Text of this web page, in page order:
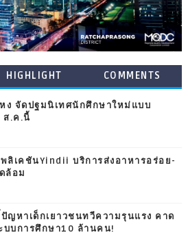
HIGHLIGHT COMMENTS
ง จัดปฐมนิเทศนักศึกษาใหม่แบบ
ส.ค.นี้
ลิเคชันYindii บริการส่งอาหารอร่อย-
ล้อม
ญหาเด็กเยาวชนทวีความรุนแรง คาด
บบการศึกษา10 ล้านคน!